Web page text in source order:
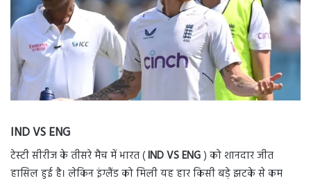
IND VS ENG
टेस्टी सीरीज के तीसरे मैच में भारत (IND VS ENG) को शानदार जीत
हासिल हुई है। लेकिन इंग्लैंड को मिली यह हार किसी बड़े झटके से कम